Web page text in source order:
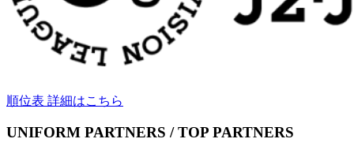
順位表 詳細はこちら
UNIFORM PARTNERS / TOP PARTNERS